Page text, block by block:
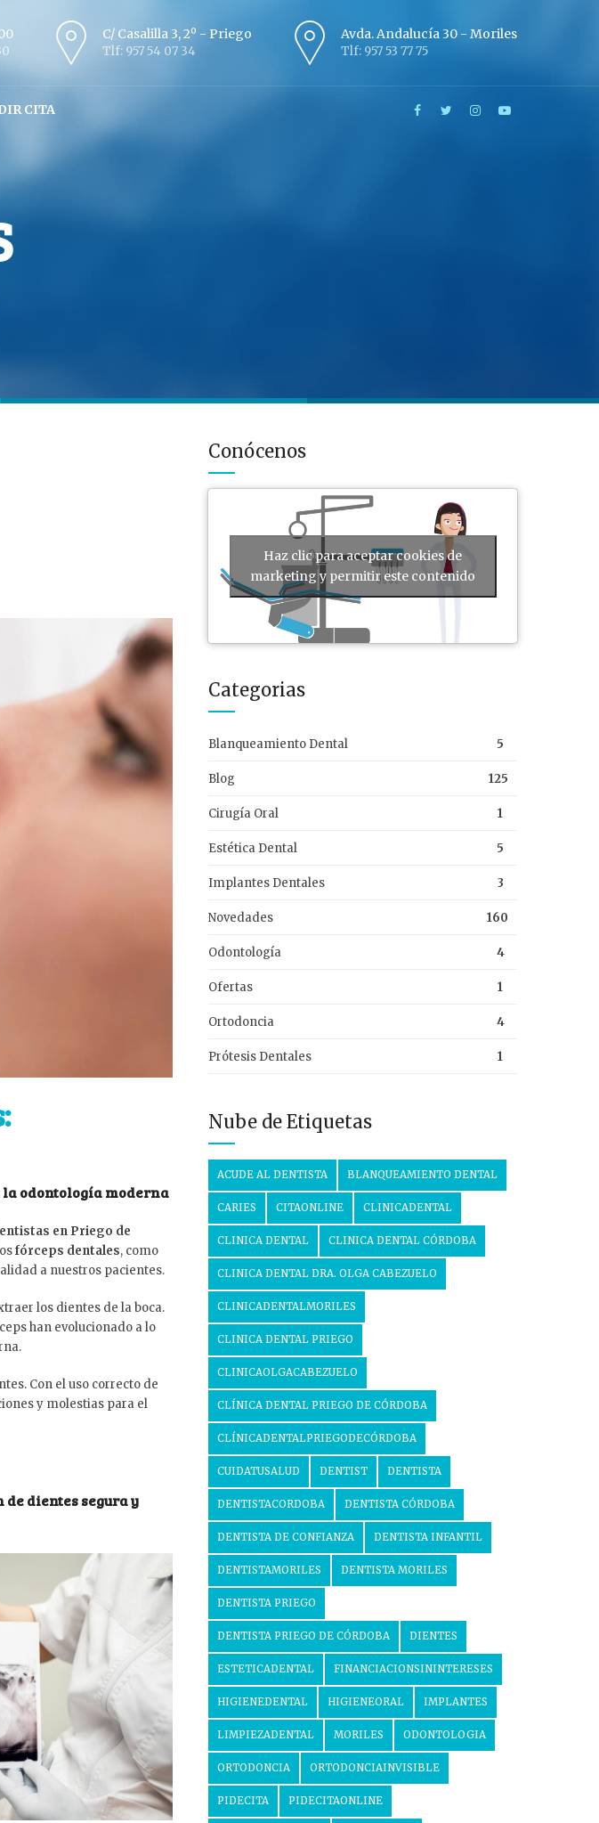
C/ Casalilla 3, 2º - Priego
Tlf: 957 54 07 34
Avda. Andalucía 30 - Moriles
Tlf: 957 53 77 75
CITA
la odontología moderna
en Priego de
fórceps dentales, como
a nuestros pacientes.
los dientes de la boca.
han evolucionado a lo
Con el uso correcto de
y molestias para el
de dientes segura y
Conócenos
Haz clic para aceptar cookies de
marketing y permitir este contenido
Categorias
Blanqueamiento Dental 5
Blog 125
Cirugía Oral 1
Estética Dental 5
Implantes Dentales 3
Novedades 160
Odontología 4
Ofertas 1
Ortodoncia 4
Prótesis Dentales 1
Nube de Etiquetas
ACUDE AL DENTISTA BLANQUEAMIENTO DENTAL
CARIES CITAONLINE CLINICADENTAL
CLINICA DENTAL CLINICA DENTAL CÓRDOBA
CLINICA DENTAL DRA. OLGA CABEZUELO
CLINICADENTALMORILES
CLINICA DENTAL PRIEGO
CLINICAOLGACABEZUELO
CLÍNICA DENTAL PRIEGO DE CÓRDOBA
CLÍNICADENTALPRIEGODECÓRDOBA
CUIDATUSALUD DENTIST DENTISTA
DENTISTACORDOBA DENTISTA CÓRDOBA
DENTISTA DE CONFIANZA DENTISTA INFANTIL
DENTISTAMORILES DENTISTA MORILES
DENTISTA PRIEGO
DENTISTA PRIEGO DE CÓRDOBA DIENTES
ESTETICADENTAL FINANCIACIONSININTERESES
HIGIENEDENTAL HIGIENEORAL IMPLANTES
LIMPIEZADENTAL MORILES ODONTOLOGIA
ORTODONCIA ORTODONCIAINVISIBLE
PIDECITA PIDECITAONLINE